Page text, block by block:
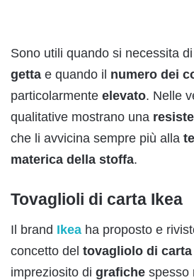
Sono utili quando si necessita di
getta e quando il numero dei
particolarmente elevato. Nelle
qualitative mostrano una
che li avvicina sempre più alla
materica della stoffa.
Tovaglioli di carta Ikea
Il brand Ikea ha proposto e
concetto del tovagliolo di carta
impreziosito di grafiche spesso